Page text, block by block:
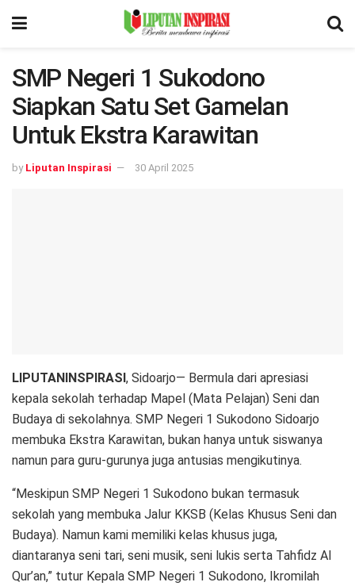
SMP Negeri 1 Sukodono
Siapkan Satu Set Gamelan
Untuk Ekstra Karawitan
by Liputan Inspirasi 30 April 2025
LIPUTANINSPIRASI, Sidoarjo— Bermula dari apresiasi
kepala sekolah terhadap Mapel (Mata Pelajan) Seni dan
Budaya di sekolahnya. SMP Negeri 1 Sukodono Sidoarjo
membuka Ekstra Karawitan, bukan hanya untuk siswanya
namun para guru-gurunya juga antusias mengikutinya.
“Meskipun SMP Negeri 1 Sukodono bukan termasuk
sekolah yang membuka Jalur KKSB (Kelas Khusus Seni dan
Budaya). Namun kami memiliki kelas khusus juga,
diantaranya seni tari, seni musik, seni lukis serta Tahfidz Al
Qur’an,” tutur Kepala SMP Negeri 1 Sukodono, Ikromilah